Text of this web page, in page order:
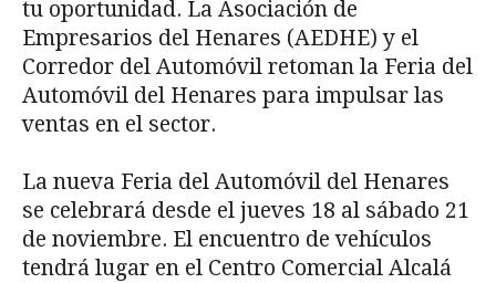
tu oportunidad. La Asociación de
Empresarios del Henares (AEDHE) y el
Corredor del Automóvil retoman la Feria del
Automóvil del Henares para impulsar las
ventas en el sector.
La nueva Feria del Automóvil del Henares
se celebrará desde el jueves 18 al sábado 21
de noviembre. El encuentro de vehículos
tendrá lugar en el Centro Comercial Alcalá